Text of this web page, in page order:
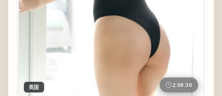
英国 2:09:30